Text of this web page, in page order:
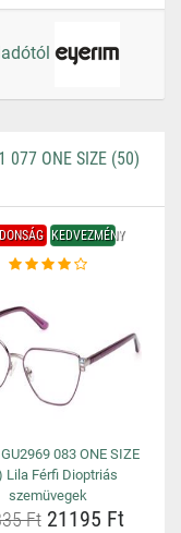
077 ONE SIZE (50)
KEDVEZMÉNY
083 ONE SIZE
Lila Férfi Dioptriás
szemüvegek
Ft21195 Ft